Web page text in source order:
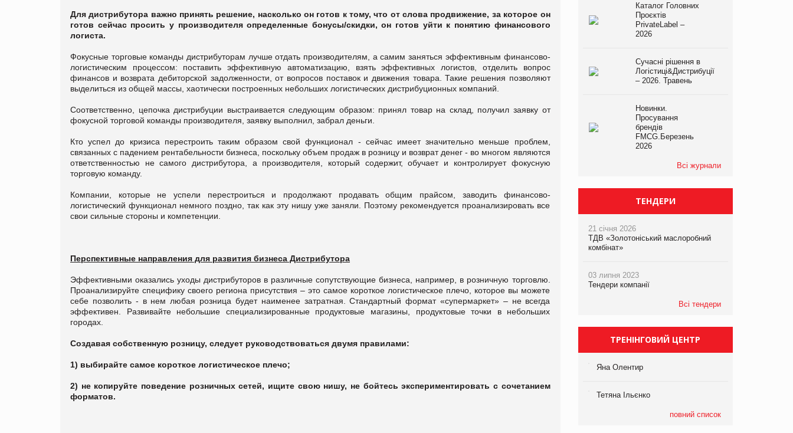
Для дистрибутора важно принять решение, насколько он готов к тому, что от слова продвижение, за которое он
готов сейчас просить у производителя определенные бонусы/скидки, он готов уйти к понятию финансового
логиста.
Фокусные торговые команды дистрибуторам лучше отдать производителям, а самим заняться эффективным финансово-
логистическим процессом: поставить эффективную автоматизацию, взять эффективных логистов, отделить вопрос
финансов и возврата дебиторской задолженности, от вопросов поставок и движения товара. Такие решения позволяют
выделиться из общей массы, хаотически построенных небольших логистических дистрибуционных компаний.
Соответственно, цепочка дистрибуции выстраивается следующим образом: принял товар на склад, получил заявку от
фокусной торговой команды производителя, заявку выполнил, забрал деньги.
Кто успел до кризиса перестроить таким образом свой функционал - сейчас имеет значительно меньше проблем,
связанных с падением рентабельности бизнеса, поскольку объем продаж в розницу и возврат денег - во многом являются
ответственностью не самого дистрибутора, а производителя, который содержит, обучает и контролирует фокусную
торговую команду.
Компании, которые не успели перестроиться и продолжают продавать общим прайсом, заводить финансово-
логистический функционал немного поздно, так как эту нишу уже заняли. Поэтому рекомендуется проанализировать все
свои сильные стороны и компетенции.
Перспективные направления для развития бизнеса Дистрибутора
Эффективными оказались уходы дистрибуторов в различные сопутствующие бизнеса, например, в розничную торговлю.
Проанализируйте специфику своего региона присутствия – это самое короткое логистическое плечо, которое вы можете
себе позволить - в нем любая розница будет наименее затратная. Стандартный формат «супермаркет» – не всегда
эффективен. Развивайте небольшие специализированные продуктовые магазины, продуктовые точки в небольших
городах.
Создавая собственную розницу, следует руководствоваться двумя правилами:
1) выбирайте самое короткое логистическое плечо;
2) не копируйте поведение розничных сетей, ищите свою нишу, не бойтесь экспериментировать с сочетанием
форматов.
Каталог Головних
Проєктів
PrivateLabel –
2026
Сучасні рішення в
Логістиці&Дистрибуції
– 2026. Травень
Новинки.
Просування
брендів
FMCG.Березень
2026
Всі журнали
ТЕНДЕРИ
21 січня 2026
ТДВ «Золотоніський маслоробний
комбінат»
03 липня 2023
Тендери компанії
Всі тендери
ТРЕНІНГОВИЙ ЦЕНТР
Яна Олентир
Тетяна Ільєнко
повний список